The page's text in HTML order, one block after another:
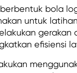
bola
untuk
efisiensi